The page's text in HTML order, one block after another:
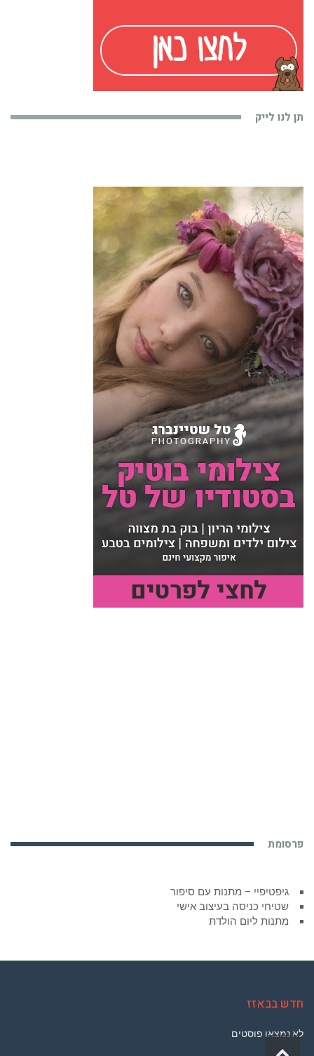
תן לנו לייק
פרסומת
גיפטיפיי – מתנות עם סיפור
שטיחי כניסה בעיצוב אישי
מתנות ליום הולדת
חדש בבאזז
לא נמצאו פוסטים